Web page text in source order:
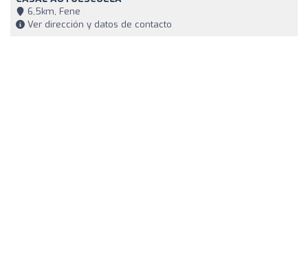
6,5km, Fene
Ver dirección y datos de contacto